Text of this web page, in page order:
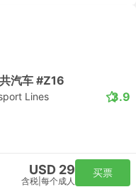
汽车 #Z16
Lines 3.9
USD 29
含税 每个成人
买票